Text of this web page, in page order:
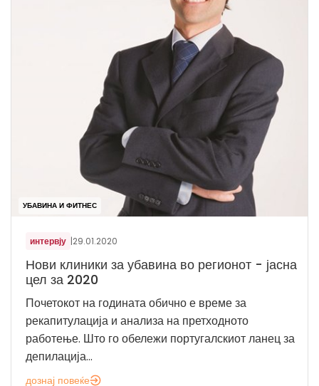
УБАВИНА И ФИТНЕС
интервју 29.01.2020
Нови клиники за убавина во регионот - јасна
цел за 2020
Почетокот на годината обично е време за
рекапитулација и анализа на претходното
работење. Што го обележи португалскиот ланец за
депилација...
дознај повеќе